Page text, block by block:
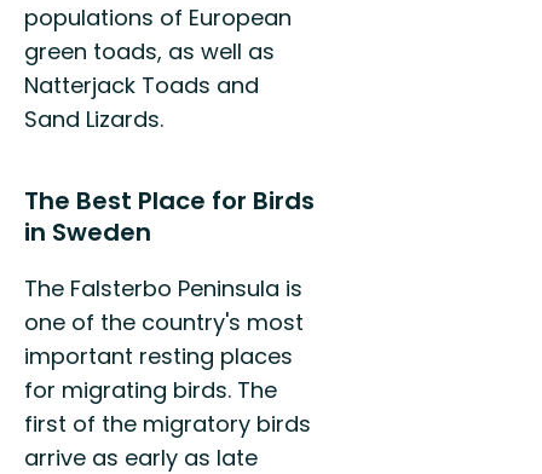
populations of European
green toads, as well as
Natterjack Toads and
Sand Lizards.
The Best Place for Birds
in Sweden
The Falsterbo Peninsula is
one of the country's most
important resting places
for migrating birds. The
first of the migratory birds
arrive as early as late